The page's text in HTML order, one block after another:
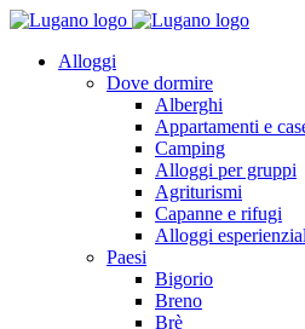
Alloggi
Dove dormire
Alberghi
Appartamenti e
Camping
Alloggi per gruppi
Agriturismi
Capanne e rifugi
Alloggi
Paesi
Bigorio
Breno
Brè